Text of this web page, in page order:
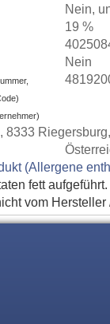
Nein,
19 %
Nein
8333
(Allergene
fett
vom Hersteller